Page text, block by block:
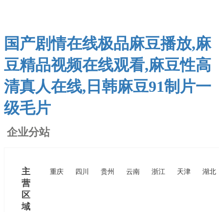
国产剧情在线极品麻豆播放,麻
豆精品视频在线观看,麻豆性高
清真人在线,日韩麻豆91制片一
级毛片
企业分站
主
营
区
域
重庆 四川 贵州 云南 浙江 天津 湖北